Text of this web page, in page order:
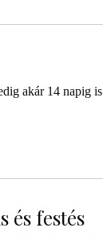
akár 14 napig is
és festés